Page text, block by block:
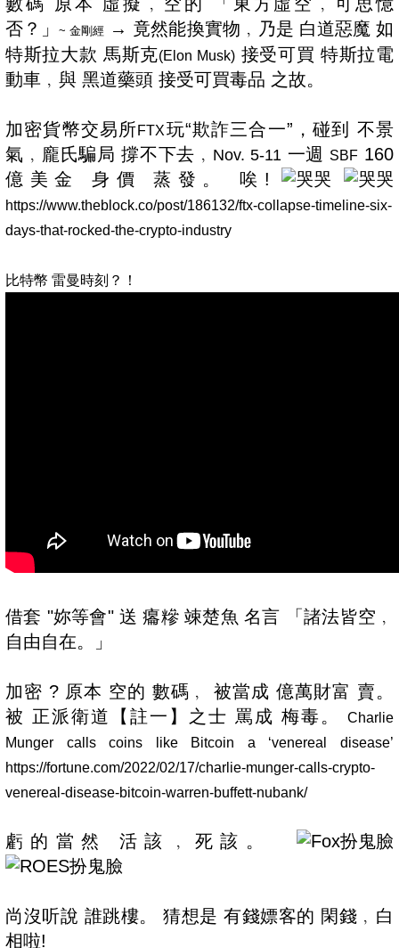
否？」~ 金剛經
→ 竟然能換實物﹐乃是 白道惡魔 如
特斯拉大款 馬斯克(Elon Musk)接受可買 特斯拉電
動車﹐與 黑道藥頭 接受可買毒品 之故。
加密貨幣交易所FTX玩“欺詐三合一”，碰到 不景
氣﹐龐氏騙局 撐不下去﹐ Nov. 5-11 一週 SBF 160
億美金 身價 蒸發。 唉!
https://www.theblock.co/post/186132/ftx-collapse-timeline-six-
days-that-rocked-the-crypto-industry
比特幣 雷曼時刻？！
借套 "妳等會" 送 癟糝 竦楚魚 名言 「諸法皆空﹐
自由自在。」
加密 ? 原本 空的 數碼﹐ 被當成 億萬財富 賣。
被 正派衛道【註一】之士 罵成 梅毒。
Charlie
Munger calls coins like Bitcoin a ‘venereal disease’
https://fortune.com/2022/02/17/charlie-munger-calls-crypto-
venereal-disease-bitcoin-warren-buffett-nubank/
虧的當然 活該﹐死該。
尚沒听說 誰跳樓。 猜想是 有錢嫖客的 閑錢﹐白
相啦!